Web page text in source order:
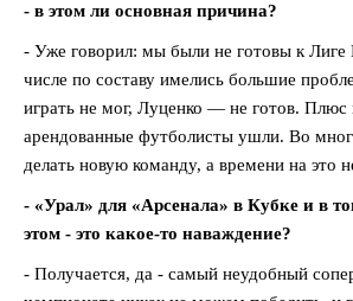
- в этом ли основная причина?
- Уже говорил: мы были не готовы к
числе по составу имелись большие
играть не мог, Луценко — не готов. Плюс
арендованные футболисты ушли. Во
делать новую команду, а времени на это
- «Урал» для «Арсенала» в Кубке и в
этом - это какое-то наваждение?
- Получается, да - самый неудобный